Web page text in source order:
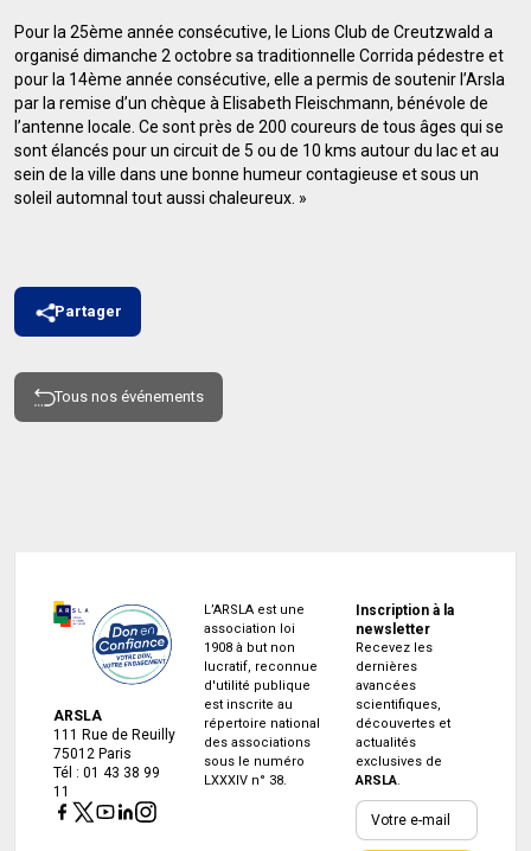
Pour la 25ème année consécutive, le Lions Club de Creutzwald a
organisé dimanche 2 octobre sa traditionnelle Corrida pédestre et
pour la 14ème année consécutive, elle a permis de soutenir l’Arsla
par la remise d’un chèque à Elisabeth Fleischmann, bénévole de
l’antenne locale. Ce sont près de 200 coureurs de tous âges qui se
sont élancés pour un circuit de 5 ou de 10 kms autour du lac et au
sein de la ville dans une bonne humeur contagieuse et sous un
soleil automnal tout aussi chaleureux. »
Partager
Tous nos événements
ARSLA
111 Rue de Reuilly
75012 Paris
Tél : 01 43 38 99
11
L’ARSLA est une
association loi
1908 à but non
lucratif, reconnue
d'utilité publique
est inscrite au
répertoire national
des associations
sous le numéro
LXXXIV n° 38.
Inscription à la
newsletter
Recevez les
dernières
avancées
scientifiques,
découvertes et
actualités
exclusives de
ARSLA.